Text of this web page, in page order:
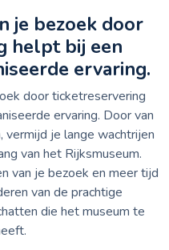
je bezoek door
helpt bij een
ervaring.
door ticketreservering
ervaring. Door van
je lange wachtrijen
van het Rijksmuseum.
van je bezoek en meer tijd
van de prachtige
die het museum te